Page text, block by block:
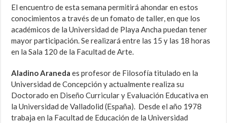
El encuentro de esta semana permitirá ahondar en estos
conocimientos a través de un fomato de taller, en que los
académicos de la Universidad de Playa Ancha puedan tener
mayor participación. Se realizará entre las 15 y las 18 horas
en la Sala 120 de la Facultad de Arte.
Aladino Araneda es profesor de Filosofía titulado en la
Universidad de Concepción y actualmente realiza su
Doctorado en Diseño Curricular y Evaluación Educativa en
la Universidad de Valladolid (España). Desde el año 1978
trabaja en la Facultad de Educación de la Universidad